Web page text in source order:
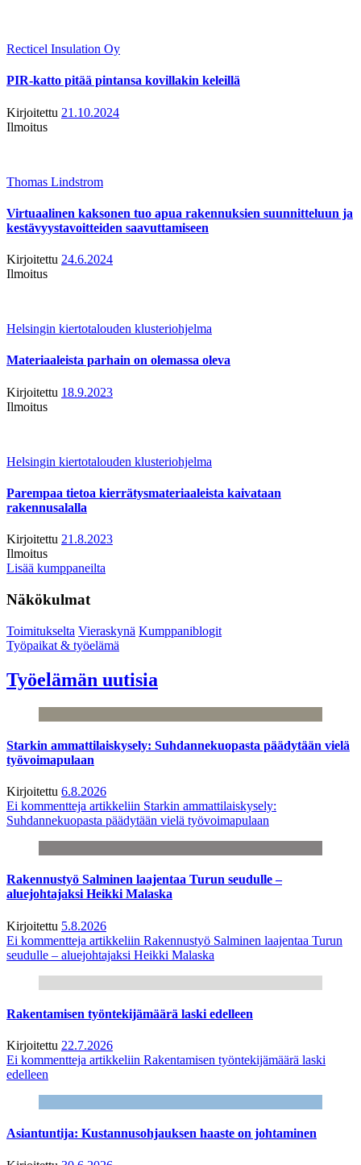
Recticel Insulation Oy
PIR-katto pitää pintansa kovillakin keleillä
Kirjoitettu 21.10.2024
Ilmoitus
Thomas Lindstrom
Virtuaalinen kaksonen tuo apua rakennuksien suunnitteluun ja
kestävyystavoitteiden saavuttamiseen
Kirjoitettu 24.6.2024
Ilmoitus
Helsingin kiertotalouden klusteriohjelma
Materiaaleista parhain on olemassa oleva
Kirjoitettu 18.9.2023
Ilmoitus
Helsingin kiertotalouden klusteriohjelma
Parempaa tietoa kierrätysmateriaaleista kaivataan
rakennusalalla
Kirjoitettu 21.8.2023
Ilmoitus
Lisää kumppaneilta
Näkökulmat
Toimitukselta Vieraskynä Kumppaniblogit
Työpaikat & työelämä
Työelämän uutisia
Starkin ammattilaiskysely: Suhdannekuopasta päädytään vielä
työvoimapulaan
Kirjoitettu 6.8.2026
Ei kommentteja artikkeliin Starkin ammattilaiskysely:
Suhdannekuopasta päädytään vielä työvoimapulaan
Rakennustyö Salminen laajentaa Turun seudulle –
aluejohtajaksi Heikki Malaska
Kirjoitettu 5.8.2026
Ei kommentteja artikkeliin Rakennustyö Salminen laajentaa Turun
seudulle – aluejohtajaksi Heikki Malaska
Rakentamisen työntekijämäärä laski edelleen
Kirjoitettu 22.7.2026
Ei kommentteja artikkeliin Rakentamisen työntekijämäärä laski
edelleen
Asiantuntija: Kustannusohjauksen haaste on johtaminen